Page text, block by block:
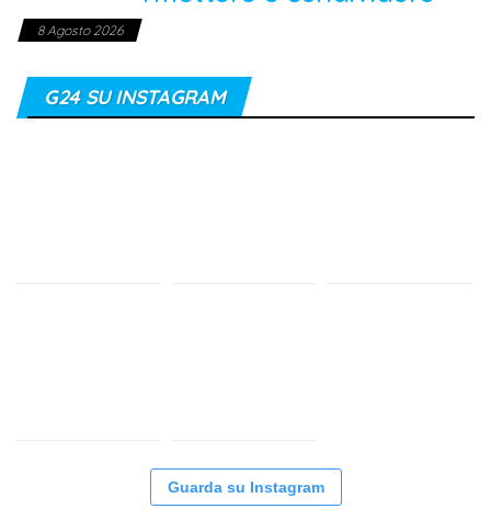
8 Agosto 2026
G24 SU INSTAGRAM
Guarda su Instagram